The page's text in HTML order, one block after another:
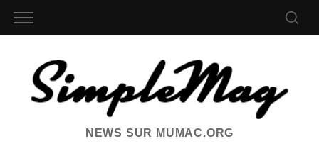
NEWS SUR MUMAC.ORG